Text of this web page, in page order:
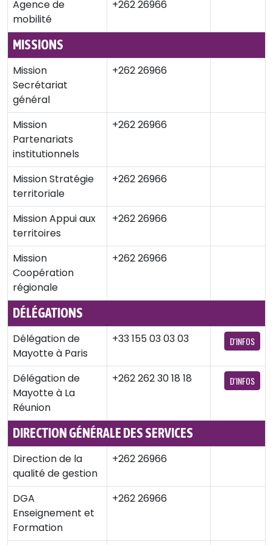
Agence de
mobilité
+262 26966
MISSIONS
Mission
Secrétariat
général
+262 26966
Mission
Partenariats
institutionnels
+262 26966
Mission Stratégie
territoriale
+262 26966
Mission Appui aux
territoires
+262 26966
Mission
Coopération
régionale
+262 26966
DÉLÉGATIONS
Délégation de
Mayotte à Paris
+33 155 03 03 03 D'INFOS
Délégation de
Mayotte à La
Réunion
+262 262 30 18 18 D'INFOS
DIRECTION GÉNÉRALE DES SERVICES
Direction de la
qualité de gestion
+262 26966
DGA
Enseignement et
Formation
+262 26966